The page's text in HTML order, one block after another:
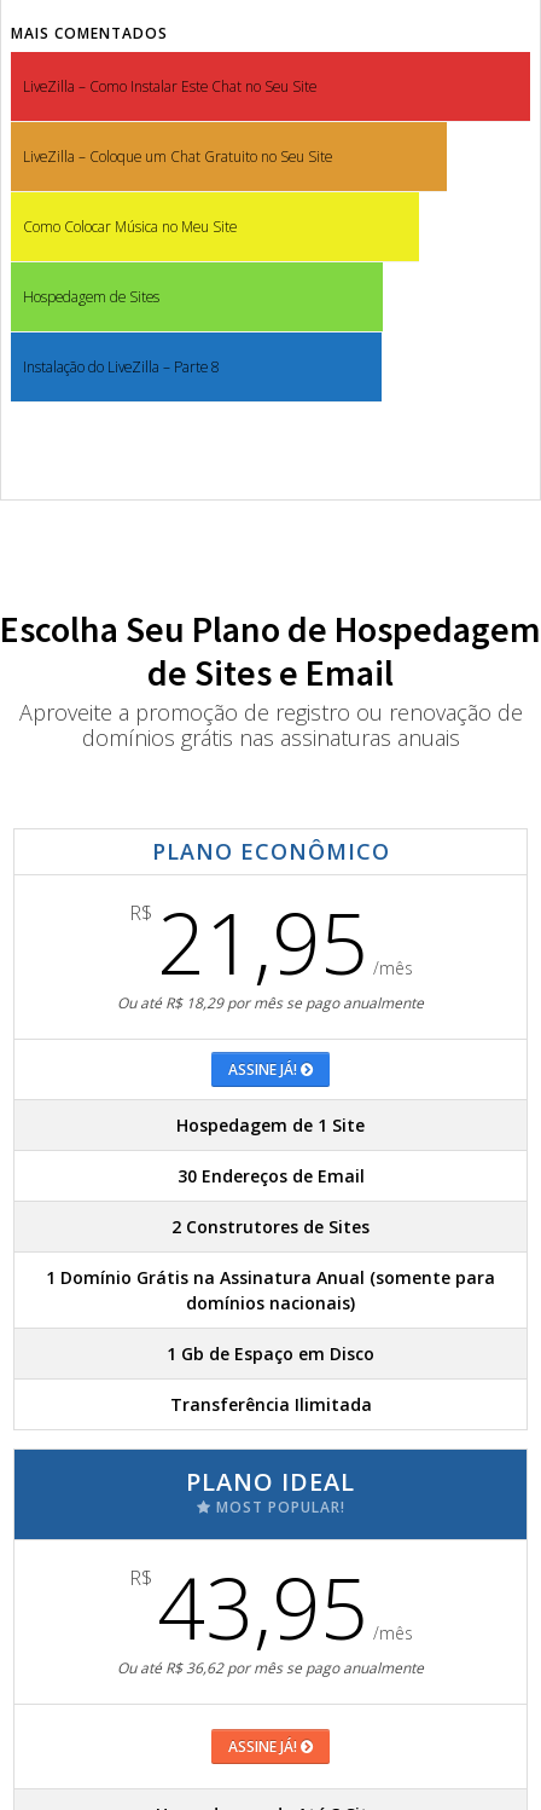
MAIS COMENTADOS
LiveZilla – Como Instalar Este Chat no Seu Site
LiveZilla – Coloque um Chat Gratuito no Seu Site
Como Colocar Música no Meu Site
Hospedagem de Sites
Instalação do LiveZilla – Parte 8
Escolha Seu Plano de Hospedagem
de Sites e Email
Aproveite a promoção de registro ou renovação de
domínios grátis nas assinaturas anuais
PLANO ECONÔMICO
R$ 21,95 /mês
Ou até R$ 18,29 por mês se pago anualmente
ASSINE JÁ!
Hospedagem de 1 Site
30 Endereços de Email
2 Construtores de Sites
1 Domínio Grátis na Assinatura Anual (somente para
domínios nacionais)
1 Gb de Espaço em Disco
Transferência Ilimitada
PLANO IDEAL
MOST POPULAR!
R$ 43,95 /mês
Ou até R$ 36,62 por mês se pago anualmente
ASSINE JÁ!